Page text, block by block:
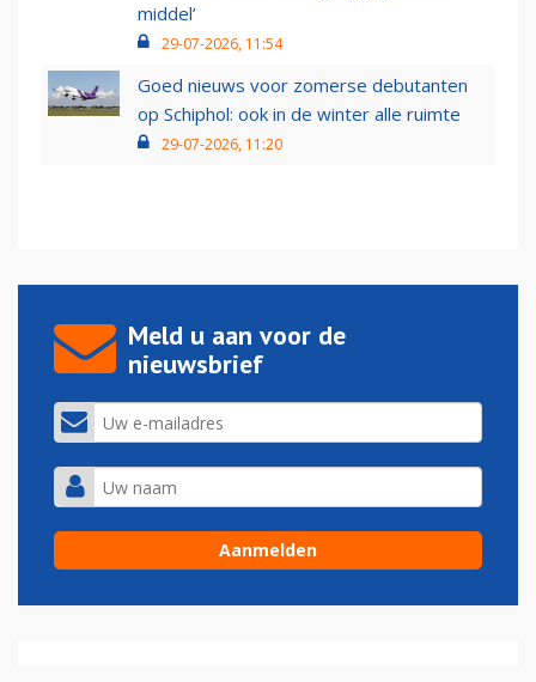
middel’
29-07-2026, 11:54
Goed nieuws voor zomerse debutanten
op Schiphol: ook in de winter alle ruimte
29-07-2026, 11:20
Meld u aan voor de
nieuwsbrief